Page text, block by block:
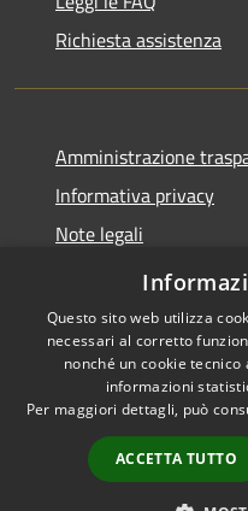
Richiesta assistenza
Amministrazione
Informativa privacy
Note legali
Dichiarazione di
Accessibilità
Questo sito web utilizza
necessari al corretto
nonché un cookie
informazioni
Per maggiori dettagli, può
ACCETTA TUTTO